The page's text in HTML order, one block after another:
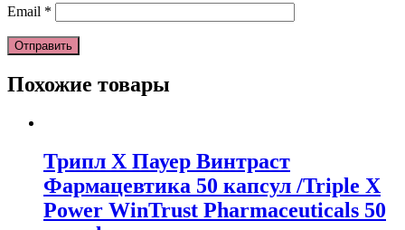
Email *
Похожие товары
Трипл Х Пауер Винтраст
Фармацевтика 50 капсул /Triple X
Power WinTrust Pharmaceuticals 50